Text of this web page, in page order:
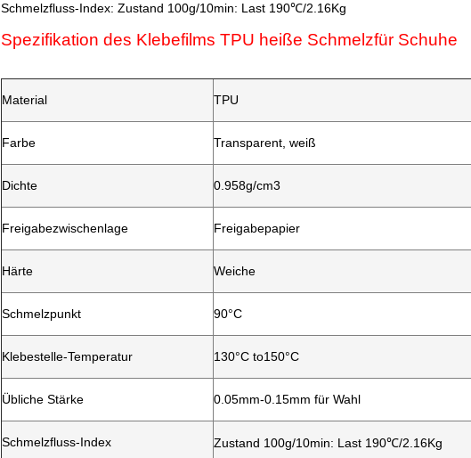
Schmelzfluss-Index: Zustand 100g/10min: Last 190℃/2.16Kg
Spezifikation des Klebefilms TPU heiße Schmelzfür Schuhe
Material TPU
Farbe Transparent, weiß
Dichte 0.958g/cm3
Freigabezwischenlage Freigabepapier
Härte Weiche
Schmelzpunkt 90°C
Klebestelle-Temperatur 130°C to150°C
Übliche Stärke 0.05mm-0.15mm für Wahl
Schmelzfluss-Index Zustand 100g/10min: Last 190℃/2.16Kg